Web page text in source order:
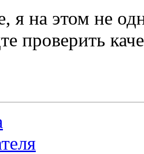
я на этом не
проверить